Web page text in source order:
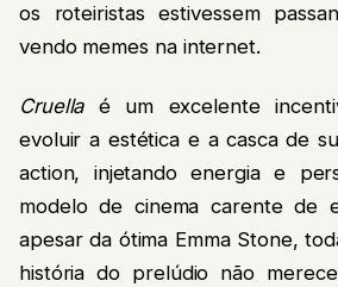
os roteiristas estivessem
vendo memes na internet.
Cruellaé um excelente
evoluir a estética e a casca de
action, injetando energia e
modelo de cinema carente de
apesar da ótima Emma Stone,
história do prelúdio não